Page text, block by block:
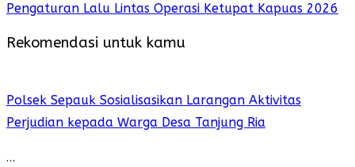
Pengaturan Lalu Lintas Operasi Ketupat Kapuas 2026
Rekomendasi untuk kamu
Polsek Sepauk Sosialisasikan Larangan Aktivitas
Perjudian kepada Warga Desa Tanjung Ria
…